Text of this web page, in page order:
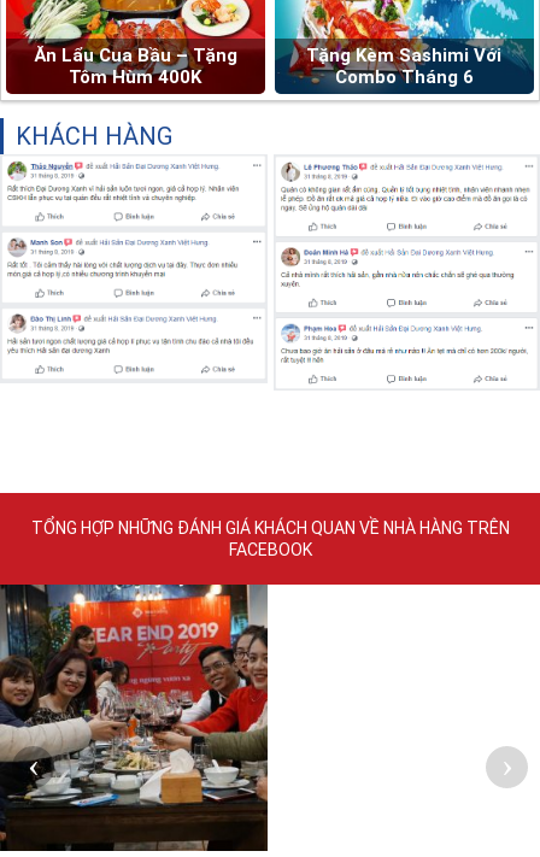
Ăn Lẩu Cua Bầu – Tặng
Tôm Hùm 400K
Tặng Kèm Sashimi Với
Combo Tháng 6
KHÁCH HÀNG
TỔNG HỢP NHỮNG ĐÁNH GIÁ KHÁCH QUAN VỀ NHÀ HÀNG TRÊN
FACEBOOK
‹ ›